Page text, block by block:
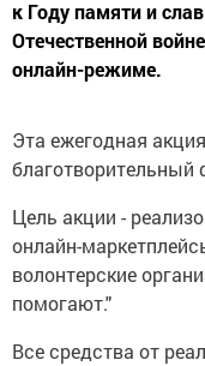
к Году памяти и
Отечественной
онлайн-режиме.
Эта ежегодная
благотворительный
Цель акции -
онлайн-
волонтерские
помогают."
Все средства от